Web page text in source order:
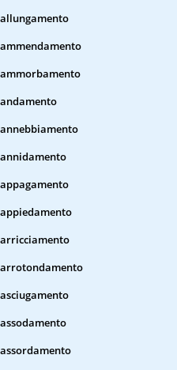
allungamento
ammendamento
ammorbamento
andamento
annebbiamento
annidamento
appagamento
appiedamento
arricciamento
arrotondamento
asciugamento
assodamento
assordamento